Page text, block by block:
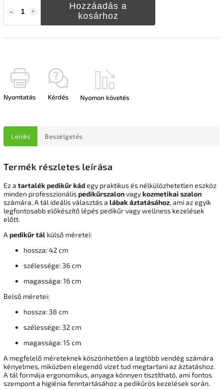
Hozzáadás a
kosárhoz
Nyomtatás Kérdés Nyomon követés
Leírás Beszélgetés
Termék részletes leírása
Ez a tartalék pedikűr kádegy praktikus és nélkülözhetetlen eszköz
minden professzionálispedikűrszalonvagykozmetikai szalon
számára. A tál ideális választás a lábak áztatásához, ami az egyik
legfontosabb előkészítő lépés pedikűr vagy wellness kezelések
előtt.
A pedikűr tál külső méretei:
hossza: 42 cm
szélessége: 36 cm
magassága: 16 cm
Belső méretei:
hossza: 38 cm
szélessége: 32 cm
magassága: 15 cm
A megfelelő méreteknek köszönhetően a legtöbb vendég számára
kényelmes, miközben elegendő vizet tud megtartani az áztatáshoz.
A tál formája ergonomikus, anyaga könnyen tisztítható, ami fontos
szempont a higiénia fenntartásához a pedikűrös kezelések során.